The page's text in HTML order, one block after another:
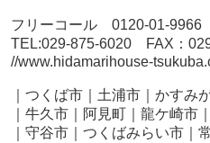
フリーコール 0120-01-9966
TEL:029-875-6020 FAX：
//www.hidamarihouse-
｜つくば市｜土浦市｜かすみ
｜牛久市｜阿見町｜龍ケ崎市
｜守谷市｜つくばみらい市｜